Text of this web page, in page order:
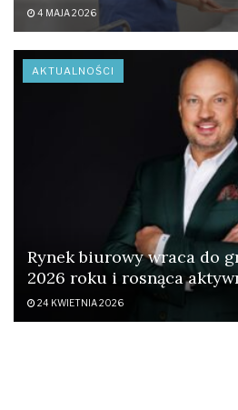
4 MAJA 2026
AKTUALNOŚCI
Rynek biurowy wraca do
2026 roku i rosnąca
24 KWIETNIA 2026